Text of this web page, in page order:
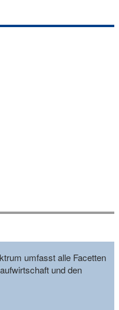
umfasst alle Facetten
und den